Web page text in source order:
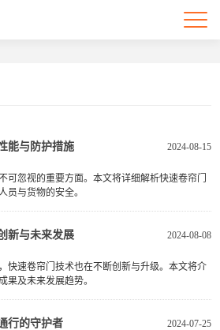
2024-08-15
能与防护措施
可忽视的重要方面。本文将详细解析快速卷帘门
员与货物的安全。
2024-08-08
新与未来发展
快速卷帘门技术也在不断创新与升级。本文将介
果及未来发展趋势。
2024-07-25
行的守护者